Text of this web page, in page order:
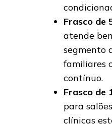
Frasco de
atende
segmento
familiares
contínuo.
Frasco de
para
clínicas